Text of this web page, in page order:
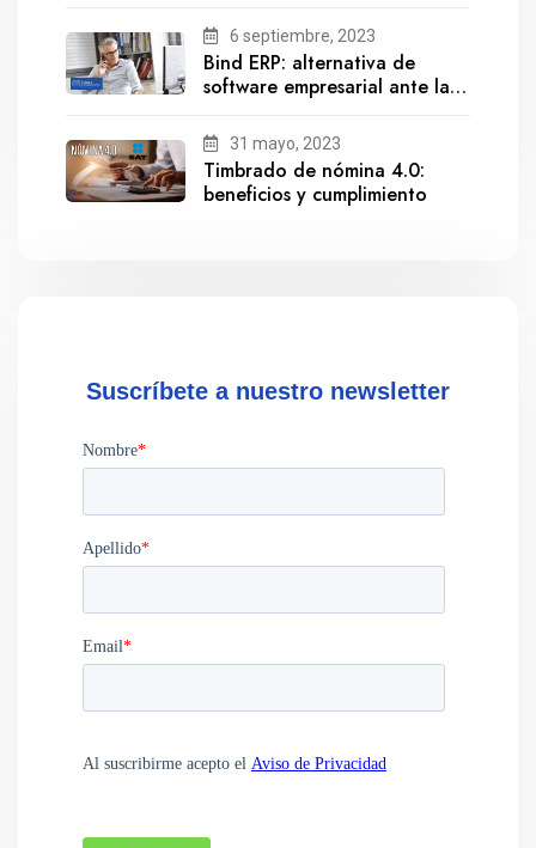
6 septiembre, 2023
Bind ERP: alternativa de
software empresarial ante la
31 mayo, 2023
Timbrado de nómina 4.0:
beneficios y cumplimiento
Suscríbete a nuestro newsletter